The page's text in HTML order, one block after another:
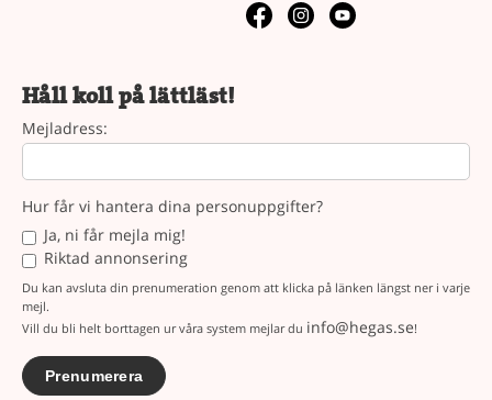
Håll koll på lättläst!
Mejladress:
Hur får vi hantera dina personuppgifter?
Ja, ni får mejla mig!
Riktad annonsering
Du kan avsluta din prenumeration genom att klicka på länken längst ner i varje
mejl.
Vill du bli helt borttagen ur våra system mejlar du info@hegas.se!